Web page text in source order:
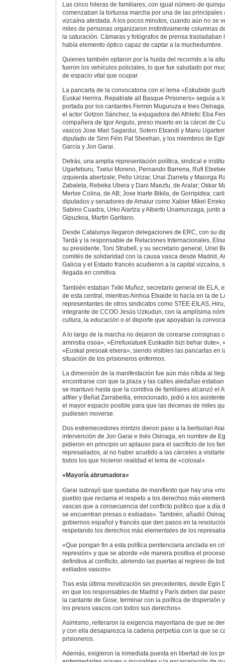
Las cinco hileras de familiares, con igual número de
comenzaban la tortuosa marcha por una de las principales
vizcaína atestada. A los pocos minutos, cuando aún no se
miles de personas organizaron instintivamente columnas
la saturación. Cámaras y fotógrafos de prensa trasladaban
había elemento óptico capaz de captar a la muchedumbre.
Quienes también optaron por la huida del recorrido a la
fueron los vehículos policiales, lo que fue saludado por
de espacio vital que ocupar.
La pancarta de la convocatoria con el lema «Eskubide
Euskal Herrira. Repatriate all Basque Prisoners» seguía a
portada por los cantantes Fermin Muguruza e Ines
el actor Gotzon Sánchez, la exjugadora del Athletic Eba
compañera de Igor Angulo, preso muerto en la cárcel de
vascos Joxe Mari Sagardui, Sotero Etxandi y Manu
diputado de Sinn Féin Pat Sheehan, y los miembros de
García y Jon Garai.
Detrás, una amplia representación política, sindical e
Ugarteburu, Txelui Moreno, Pernando Barrena, Rufi
izquierda abertzale; Pello Urizar, Unai Ziarreta y Maiorga
Zabaleta, Rebeka Ubera y Dani Maeztu, de Aralar; Oskar
Mertxe Colina, de AB; Joxe Iriarte Bikila, de Gorripidea;
diputados y senadores de Amaiur como Xabier Mikel
Sabino Cuadra, Urko Aiartza y Alberto Unamunzaga, junto
Gipuzkoa, Martin Garitano.
Desde Catalunya llegaron delegaciones de ERC, con su
Tardà y la responsable de Relaciones Internacionales,
su presidente, Toni Strubell, y su secretario general, Uriel
comités de solidaridad con la causa vasca desde Madrid,
Galicia y el Estado francés acudieron a la capital vizcaína,
llegada en comitiva.
También estaban Txiki Muñoz, secretario general de ELA,
de esta central, mientras Ainhoa Etxaide lo hacía en la de
representantes de otros sindicatos como STEE-EILAS,
integrante de CCOO Jesús Uzkudun, con la amplísima
cultura, la educación o el deporte que apoyaban la
A lo largo de la marcha no dejaron de corearse consignas
amnistia osoa», «Errefuxiatuek Euskadin bizi behar dute»,
«Euskal presoak etxera», siendo visibles las pancartas en
situación de los prisioneros enfermos.
La dimensión de la manifestación fue aún más nítida al
encontrarse con que la plaza y las calles aledañas
se mantuvo hasta que la comitiva de familiares alcanzó el
alfiler y Beñat Zarrabeitia, emocionado, pidió a los
el mayor espacio posible para que las decenas de miles
pudiesen moverse.
Dos estremecedores irrintzis dieron paso a la bertsolari
intervención de Jon Garai e Inés Osinaga, en nombre de
pidieron en principio un aplauso para el sacrificio de los
represaliados, al no haber acudido a las cárceles a
todos los que hicieron realidad el lema de «colosal».
«Mayoría abrumadora»
Garai subrayó que quedaba de manifiesto que hay una
pueblo que reclama el respeto a los derechos más
vascas que a consecuencia del conflicto político que a día
se encuentran presas o exiliadas». También, añadió
gobiernos español y francés que den pasos en la
respetando los derechos más elementales de los
«Que pongan fin a esta política penitenciaria anclada en
represión» y que se aborde «de manera positiva el
definitiva al conflicto, abriendo las puertas al regreso de
exiliados vascos».
Tras esta última movilización sin precedentes, desde Egin
en que los responsables de Madrid y París deben dar
la cantante de Gose, terminar con la política de dispersión
los presos vascos con todos sus derechos».
Asimismo, reiteraron la exigencia mayoritaria de que se
y con ella desaparezca la cadena perpetúa con la que se
prisioneros.
Además, exigieron la inmediata puesta en libertad de los